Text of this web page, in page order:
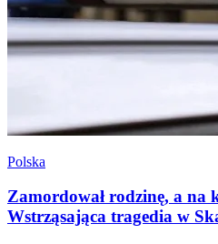
Polska
Zamordował rodzinę, a na
Wstrząsająca tragedia w